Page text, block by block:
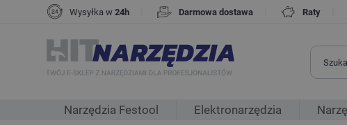
Wysyłka w24h Darmowa dostawa Raty
Narzędzia Festool Elektronarzędzia